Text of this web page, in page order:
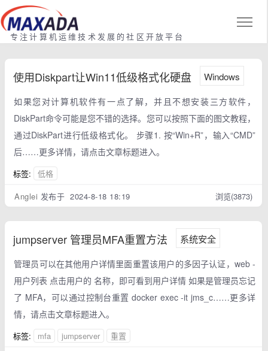
专注计算机运维技术发展的社区开放平台
使用Diskpart让Win11低级格式化硬盘 Windows
如果您对计算机软件有一点了解，并且不想安装三方软件，
DiskPart命令可能是您不错的选择。您可以按照下面的图文教程，
通过DiskPart进行低级格式化。 步骤1. 按“Win+R”，输入“CMD”
后……更多详情，请点击文章标题进入。
标签:
低格
Anglei 发布于 2024-8-18 18:19 浏览(3873)
jumpserver 管理员MFA重置方法 系统安全
管理员可以在其他用户详情里面重置该用户的多因子认证，web -
用户列表 点击用户的 名称，即可看到用户详情 如果是管理员忘记
了 MFA，可以通过控制台重置 docker exec -it jms_c……更多详
情，请点击文章标题进入。
标签: mfa jumpserver
重置